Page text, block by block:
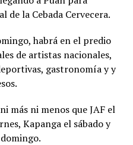
de la Cebada Cervecera.
habrá en el predio
de artistas nacionales,
gastronomía y y
más ni menos que JAF el
Kapanga el sábado y